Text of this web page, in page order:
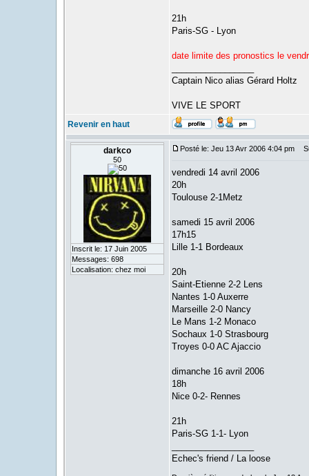
21h
Paris-SG - Lyon
date limite des pronostics le
Captain Nico alias Gérard Holtz
VIVE LE SPORT
Revenir en haut
darkco
50
Inscrit le: 17 Juin 2005
Messages: 698
Localisation: chez moi
Posté le: Jeu 13 Avr 2006 4:04 pm
vendredi 14 avril 2006
20h
Toulouse 2-1Metz
samedi 15 avril 2006
17h15
Lille 1-1 Bordeaux
20h
Saint-Etienne 2-2 Lens
Nantes 1-0 Auxerre
Marseille 2-0 Nancy
Le Mans 1-2 Monaco
Sochaux 1-0 Strasbourg
Troyes 0-0 AC Ajaccio
dimanche 16 avril 2006
18h
Nice 0-2- Rennes
21h
Paris-SG 1-1- Lyon
Echec's friend / La loose